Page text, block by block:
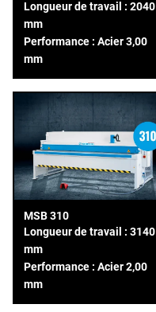
Longueur de travail : 2040
mm
Performance : Acier 3,00
mm
MSB 310
Longueur de travail : 3140
mm
Performance : Acier 2,00
mm